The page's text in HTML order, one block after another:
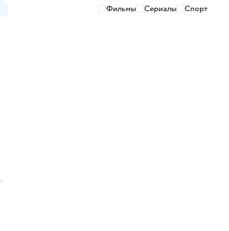
Фильмы Сериалы Спорт